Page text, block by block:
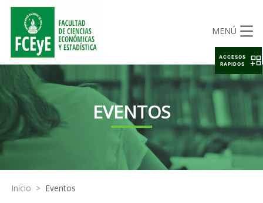
MENÚ
EVENTOS
Inicio > Eventos
ACCESOS
RAPIDOS